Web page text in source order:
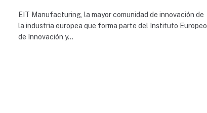
EIT Manufacturing, la mayor comunidad de innovación de
la industria europea que forma parte del Instituto Europeo
de Innovación y…